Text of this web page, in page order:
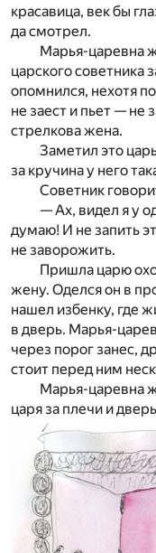
красавица, век бы
да смотрел.
Марья-царевна
царского советника
опомнился, нехотя
не заест и пьет — не
стрелкова жена.
Заметил это
за кручина у него
Советник
— Ах, видел я у
думаю! И не запить
не заворожить.
Пришла царю
жену. Оделся он в
нашел избенку, где
в дверь. Марья-
через порог занес,
стоит перед ним
Марья-царевна
царя за плечи и